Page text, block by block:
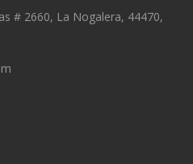
# 2660, La Nogalera, 44470,